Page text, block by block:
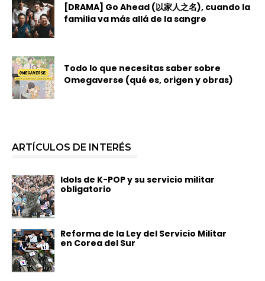
[DRAMA] Go Ahead (以家人之名), cuando la
familia va más allá de la sangre
Todo lo que necesitas saber sobre
Omegaverse (qué es, origen y obras)
ARTÍCULOS DE INTERÉS
Idols de K-POP y su servicio militar
obligatorio
Reforma de la Ley del Servicio Militar
en Corea del Sur